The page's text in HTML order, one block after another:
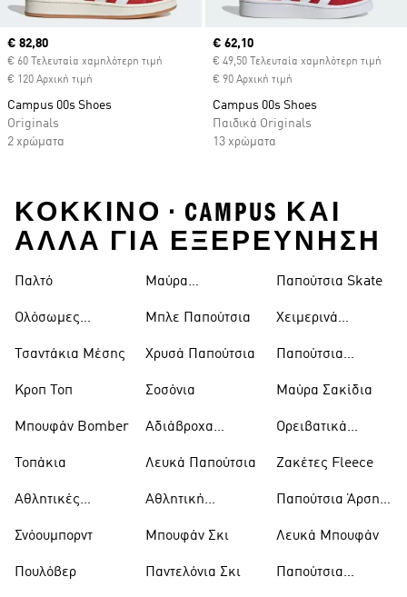
Current price
€ 82,80
€ 60 Τελευταία χαμηλότερη τιμή
€ 120 Αρχική τιμή
Campus 00s Shoes
Originals
2 χρώματα
Current price
€ 62,10
€ 49,50 Τελευταία χαμηλότερη τιμή
€ 90 Αρχική τιμή
Campus 00s Shoes
Παιδικά Originals
13 χρώματα
ΚΌΚΚΙΝΟ • CAMPUS ΚΑΙ
ΑΛΛΑ ΓΙΑ ΕΞΕΡΕΥΝΗΣΗ
Παλτό
Ολόσωμες
Τσαντάκια Μέσης
Κροπ Τοπ
Μπουφάν Bomber
Τοπάκια
Αθλητικές
Σνόουμπορντ
Πουλόβερ
Μαύρα
Μπλε Παπούτσια
Χρυσά Παπούτσια
Σοσόνια
Αδιάβροχα
Λευκά Παπούτσια
Αθλητική
Μπουφάν Σκι
Παντελόνια Σκι
Παπούτσια Skate
Χειμερινά
Παπούτσια
Μαύρα Σακίδια
Ορειβατικά
Ζακέτες Fleece
Παπούτσια Άρσης
Λευκά Μπουφάν
Παπούτσια